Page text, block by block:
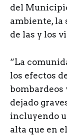
del
ambiente, la
de las y los
“La
los efectos
dejado
incluyendo
alta que en